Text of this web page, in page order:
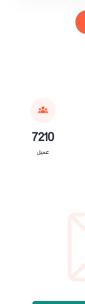
7210
عميل